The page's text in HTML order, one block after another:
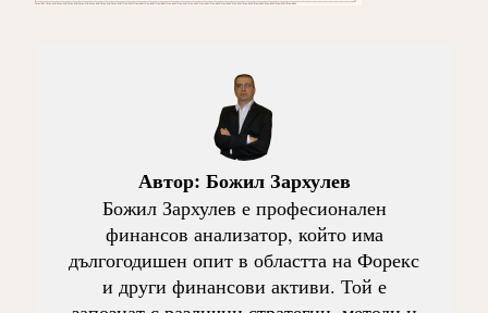
Автор: Божил Зархулев
Божил Зархулев е професионален
финансов анализатор, който има
дългогодишен опит в областта на Форекс
и други финансови активи. Той е